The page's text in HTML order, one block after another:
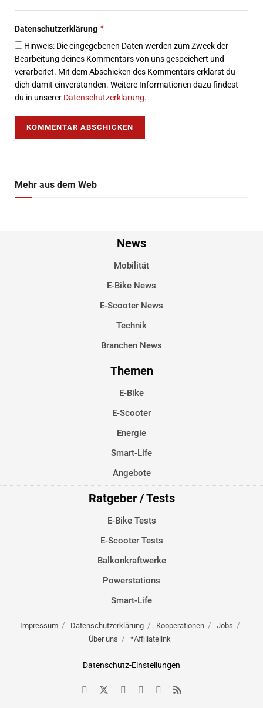
Datenschutzerklärung *
Hinweis: Die eingegebenen Daten werden zum Zweck der
Bearbeitung deines Kommentars von uns gespeichert und
verarbeitet. Mit dem Abschicken des Kommentars erklärst du
dich damit einverstanden. Weitere Informationen dazu findest
du in unserer Datenschutzerklärung.
Mehr aus dem Web
News
Mobilität
E-Bike News
E-Scooter News
Technik
Branchen News
Themen
E-Bike
E-Scooter
Energie
Smart-Life
Angebote
Ratgeber / Tests
E-Bike Tests
E-Scooter Tests
Balkonkraftwerke
Powerstations
Smart-Life
Impressum Datenschutzerklärung Kooperationen
Jobs
Über uns
*Affiliatelink
Datenschutz-Einstellungen